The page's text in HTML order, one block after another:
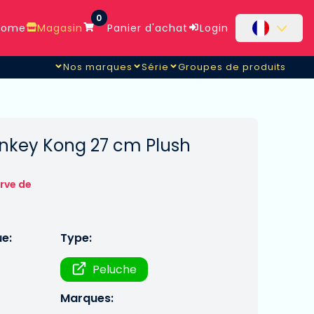
Magasin
0
Panier d'achat Login
Nos marques Série Groupes de produits
Kong 27 cm Plush
de
Type:
Peluche
Marques: